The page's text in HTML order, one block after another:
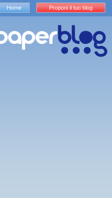
Home Proponi il tuo blog